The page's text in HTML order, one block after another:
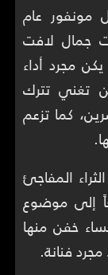
مونفور عام
جمال لافت
مجرد أداء
تغني تترك
كما تزعم
المفاجئ
إلى موضوع
خفن منها
فنانة.